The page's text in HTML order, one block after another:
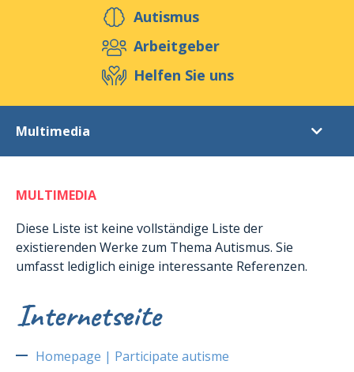
Helfen Sie uns
Veranstaltungen Publikationen
Media
Autismus
Arbeitgeber
Helfen Sie uns
Multimedia
Multimedia
Hilfsmittel und Piktogramme
Andere nützliche Hilfsmittel
MULTIMEDIA
Diese Liste ist keine vollständige Liste der
existierenden Werke zum Thema Autismus. Sie
umfasst lediglich einige interessante Referenzen.
Internetseite
Homepage | Participate autisme